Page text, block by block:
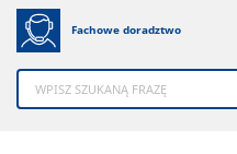
Fachowe doradztwo